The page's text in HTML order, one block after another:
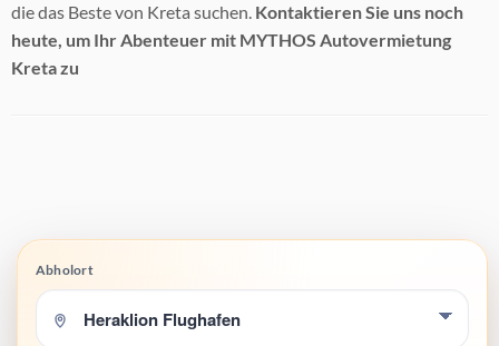
die das Beste von Kreta suchen. Kontaktieren Sie uns noch
heute, um Ihr Abenteuer mit MYTHOS Autovermietung
Kreta zu
Abholort